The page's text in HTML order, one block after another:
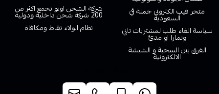
متجر فيب الكتروني جملة في
السعودية
سياسة الغاء طلب لمشتريات تابي
وتمارا او مدئ
الفرق بين السحبة و الشيشة
الالكترونية
شركة الشحن اوتو تجمع اكثر من
200 شركة شحن داخلية ودولية
نظام الولاء نقاط ومكافاة